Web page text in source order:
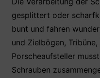
gesplittert oder
bunt und fahren
und Zielbögen,
Porscheaufsteller
Schrauben